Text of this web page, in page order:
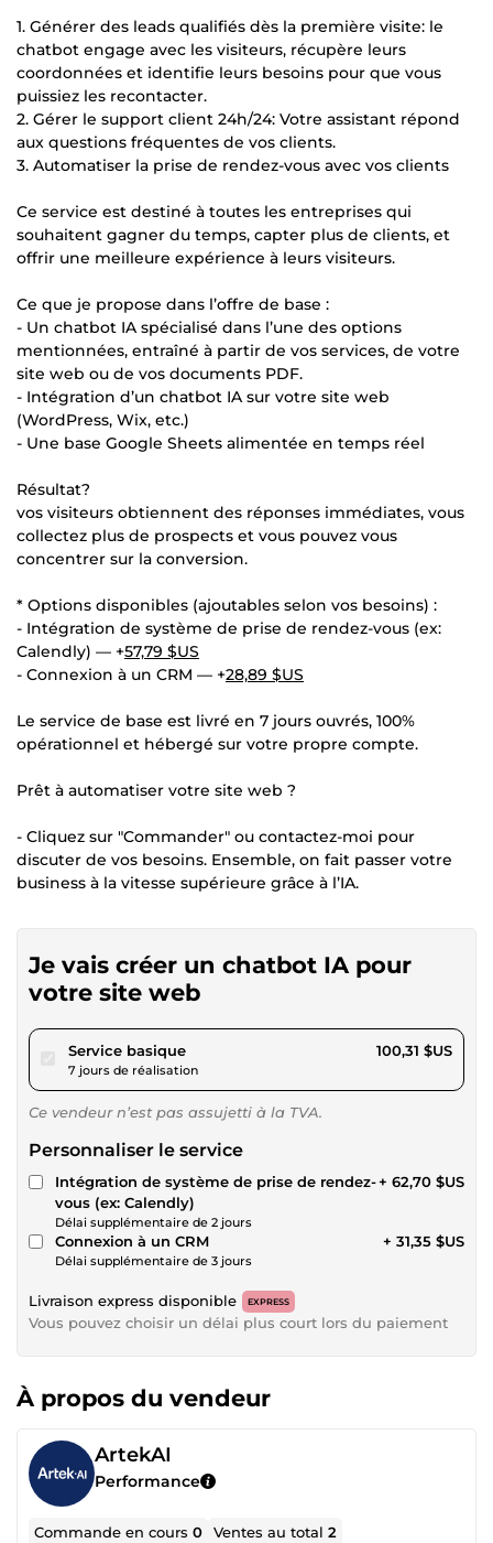
1. Générer des leads qualifiés dès la première visite: le
chatbot engage avec les visiteurs, récupère leurs
coordonnées et identifie leurs besoins pour que vous
puissiez les recontacter.
2. Gérer le support client 24h/24: Votre assistant répond
aux questions fréquentes de vos clients.
3. Automatiser la prise de rendez-vous avec vos clients
Ce service est destiné à toutes les entreprises qui
souhaitent gagner du temps, capter plus de clients, et
offrir une meilleure expérience à leurs visiteurs.
Ce que je propose dans l’offre de base :
- Un chatbot IA spécialisé dans l’une des options
mentionnées, entraîné à partir de vos services, de votre
site web ou de vos documents PDF.
- Intégration d’un chatbot IA sur votre site web
(WordPress, Wix, etc.)
- Une base Google Sheets alimentée en temps réel
Résultat?
vos visiteurs obtiennent des réponses immédiates, vous
collectez plus de prospects et vous pouvez vous
concentrer sur la conversion.
* Options disponibles (ajoutables selon vos besoins) :
- Intégration de système de prise de rendez-vous (ex:
Calendly) — +57,79 $US
- Connexion à un CRM — +28,89 $US
Le service de base est livré en 7 jours ouvrés, 100%
opérationnel et hébergé sur votre propre compte.
Prêt à automatiser votre site web ?
- Cliquez sur "Commander" ou contactez-moi pour
discuter de vos besoins. Ensemble, on fait passer votre
business à la vitesse supérieure grâce à l’IA.
Je vais créer un chatbot IA pour
votre site web
Service basiquepour 92,46 $US
7 jours de réalisation
100,31 $US
Ce vendeur n’est pas assujetti à la TVA.
Personnaliser le service
Intégration de système de prise de rendez-
vous (ex: Calendly)
Délai supplémentaire de 2 jours
+ 62,70 $US
Connexion à un CRM
Délai supplémentaire de 3 jours
+ 31,35 $US
Livraison express disponible EXPRESS
Vous pouvez choisir un délai plus court lors du paiement
À propos du vendeur
ArtekAI
Performance
Commande en cours0 Ventes au total2